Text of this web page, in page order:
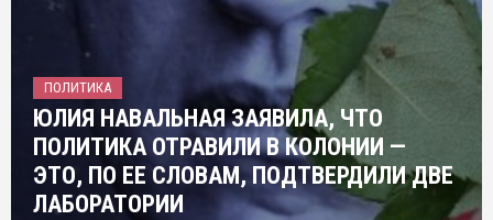
ПОЛИТИКА
ЮЛИЯ НАВАЛЬНАЯ ЗАЯВИЛА, ЧТО
ПОЛИТИКА ОТРАВИЛИ В КОЛОНИИ —
ЭТО, ПО ЕЕ СЛОВАМ, ПОДТВЕРДИЛИ ДВЕ
ЛАБОРАТОРИИ